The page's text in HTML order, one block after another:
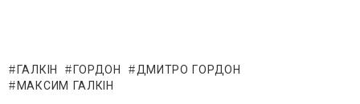
ГАЛКІН ГОРДОН
ДМИТРО ГОРДОН
МАКСИМ ГАЛКІН